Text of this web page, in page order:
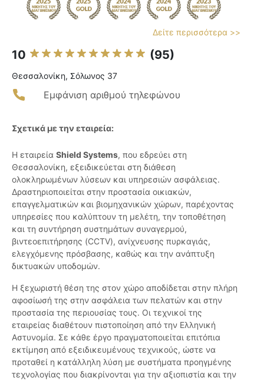
Δείτε περισσότερα >>
10 (95)
Θεσσαλονίκη, Σόλωνος 37
Εμφάνιση αριθμού τηλεφώνου
Σχετικά με την εταιρεία:
Η εταιρεία Shield Systems, που εδρεύει στη
Θεσσαλονίκη, εξειδικεύεται στη διάθεση
ολοκληρωμένων λύσεων και υπηρεσιών ασφάλειας.
Δραστηριοποιείται στην προστασία οικιακών,
επαγγελματικών και βιομηχανικών χώρων, παρέχοντας
υπηρεσίες που καλύπτουν τη μελέτη, την τοποθέτηση
και τη συντήρηση συστημάτων συναγερμού,
βιντεοεπιτήρησης (CCTV), ανίχνευσης πυρκαγιάς,
ελεγχόμενης πρόσβασης, καθώς και την ανάπτυξη
δικτυακών υποδομών.
Η ξεχωριστή θέση της στον χώρο αποδίδεται στην πλήρη
αφοσίωσή της στην ασφάλεια των πελατών και στην
προστασία της περιουσίας τους. Οι τεχνικοί της
εταιρείας διαθέτουν πιστοποίηση από την Ελληνική
Αστυνομία. Σε κάθε έργο πραγματοποιείται επιτόπια
εκτίμηση από εξειδικευμένους τεχνικούς, ώστε να
προταθεί η κατάλληλη λύση με συστήματα προηγμένης
τεχνολογίας που διακρίνονται για την αξιοπιστία και την